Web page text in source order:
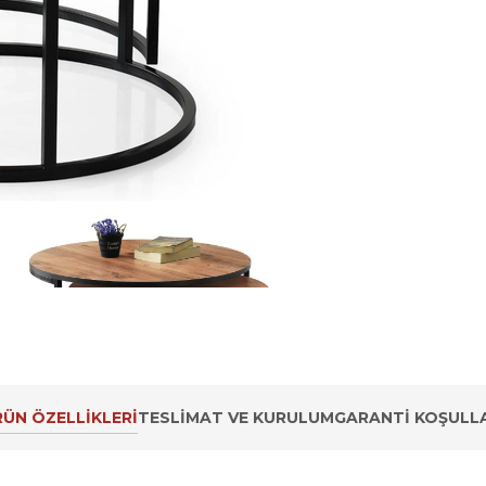
ÖZELLIKLERITESLIMAT VE KURULUMGARANTI